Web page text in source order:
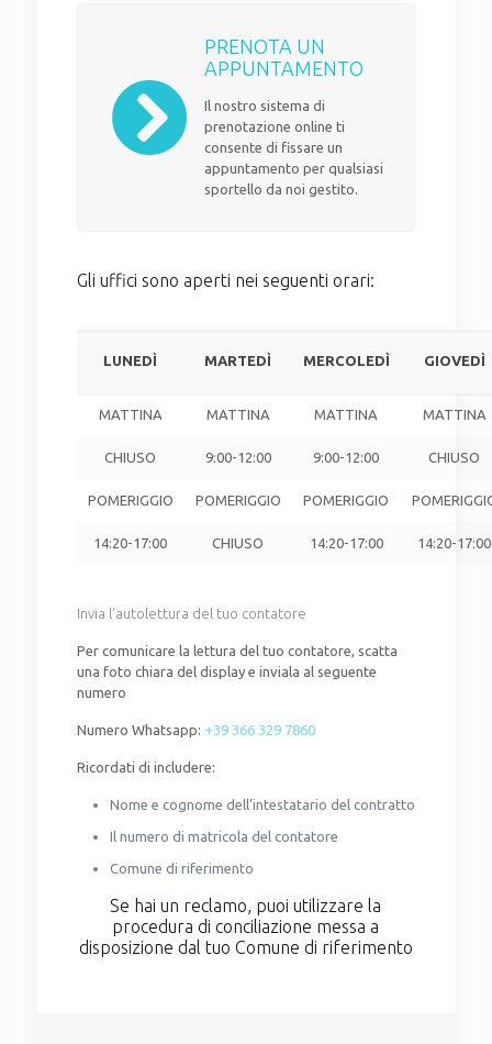
PRENOTA UN
APPUNTAMENTO
Il nostro sistema di
prenotazione online ti
consente di fissare un
appuntamento per qualsiasi
sportello da noi gestito.
Gli uffici sono aperti nei seguenti orari:
LUNEDÌ MARTEDÌ MERCOLEDÌ GIOVEDÌ
MATTINA MATTINA MATTINA MATTINA
CHIUSO 9:00-12:00 9:00-12:00 CHIUSO
POMERIGGIO POMERIGGIO POMERIGGIO
14:20-17:00 CHIUSO 14:20-17:00 14:20-17:00
Invia l’autolettura del tuo contatore
Per comunicare la lettura del tuo contatore, scatta
una foto chiara del display e inviala al seguente
numero
Numero Whatsapp: +39 366 329 7860
Ricordati di includere:
Nome e cognome dell’intestatario del contratto
Il numero di matricola del contatore
Comune di riferimento
Se hai un reclamo, puoi utilizzare la
procedura di conciliazione messa a
disposizione dal tuo Comune di riferimento